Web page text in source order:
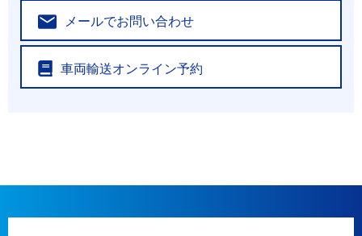
メールでお問い合わせ
車両輸送オンライン予約